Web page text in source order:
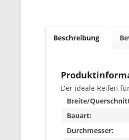
Beschreibung
Der ideale Reifen
Breite/
Bauart:
Durchmesser: